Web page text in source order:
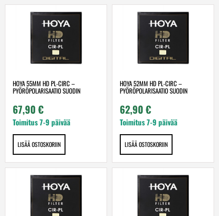
HOYA 55MM HD PL-CIRC –
PYÖRÖPOLARISAATIO SUODIN
67,90 €
Toimitus 7-9 päivää
LISÄÄ OSTOSKORIIN
HOYA 52MM HD PL-CIRC –
PYÖRÖPOLARISAATIO SUODIN
62,90 €
Toimitus 7-9 päivää
LISÄÄ OSTOSKORIIN